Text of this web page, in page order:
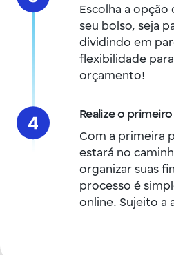
Escolha a
seu bolso, seja
dividindo em
flexibilidade
orçamento!
Realize o
Com a primeira
estará no
organizar suas
processo é
online. Sujeito a